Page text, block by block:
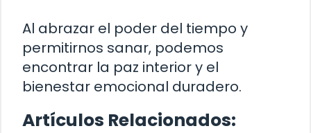
Al abrazar el poder del tiempo y
permitirnos sanar, podemos
encontrar la paz interior y el
bienestar emocional duradero.
Artículos Relacionados: